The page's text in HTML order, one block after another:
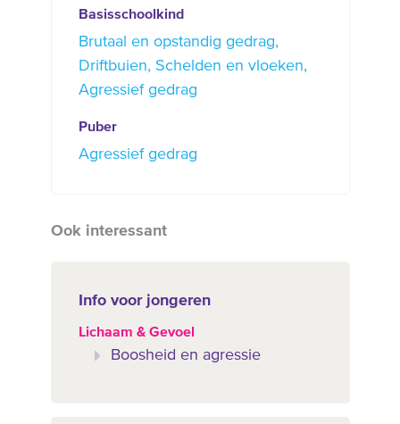
Basisschoolkind
Brutaal en opstandig gedrag
Driftbuien
Schelden en vloeken
Agressief gedrag
Puber
Agressief gedrag
Ook interessant
Info voor jongeren
Lichaam & Gevoel
Boosheid en agressie